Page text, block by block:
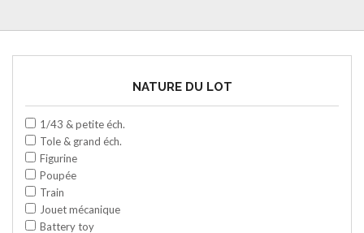
NATURE DU LOT
1/43 & petite éch.
Tole & grand éch.
Figurine
Poupée
Train
Jouet mécanique
Battery toy